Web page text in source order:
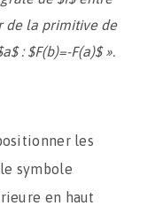
de la primitive de
: $F(b)=-F(a)$ ».
les
symbole
en haut